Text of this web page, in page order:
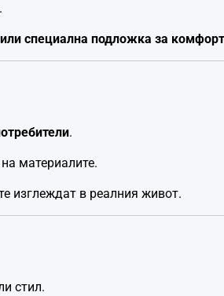
специална подложка за комфорт
.
материалите.
изглеждат в реалния живот.
стил.